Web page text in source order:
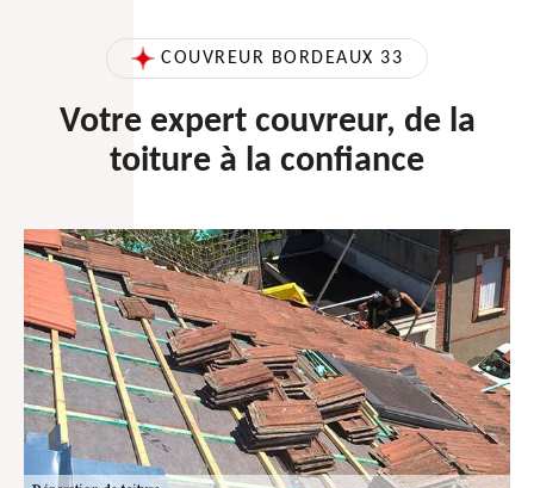
COUVREUR BORDEAUX 33
Votre expert couvreur, de la
toiture à la confiance